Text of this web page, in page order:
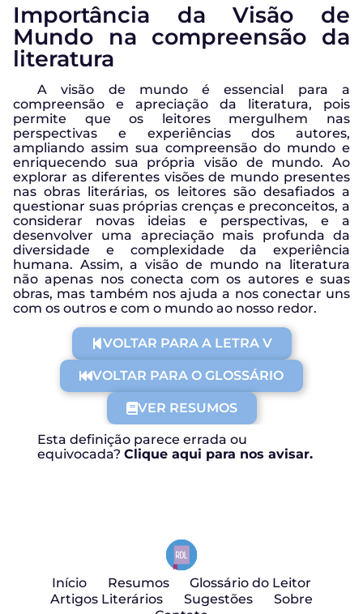
Importância da Visão de
Mundo na compreensão da
literatura
A visão de mundo é essencial para a
compreensão e apreciação da literatura, pois
permite que os leitores mergulhem nas
perspectivas e experiências dos autores,
ampliando assim sua compreensão do mundo e
enriquecendo sua própria visão de mundo. Ao
explorar as diferentes visões de mundo presentes
nas obras literárias, os leitores são desafiados a
questionar suas próprias crenças e preconceitos, a
considerar novas ideias e perspectivas, e a
desenvolver uma apreciação mais profunda da
diversidade e complexidade da experiência
humana. Assim, a visão de mundo na literatura
não apenas nos conecta com os autores e suas
obras, mas também nos ajuda a nos conectar uns
com os outros e com o mundo ao nosso redor.
VOLTAR PARA A LETRA V
VOLTAR PARA O GLOSSÁRIO
VER RESUMOS
Esta definição parece errada ou
equivocada? Clique aqui para nos avisar.
Início Resumos
Glossário do Leitor
Artigos Literários
Sugestões
Sobre